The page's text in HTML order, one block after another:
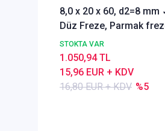
8,0 x 20 x 60, d2=8 mm
Düz Freze, Parmak
Z=4,TiSiN Kaplamalı
STOKTA VAR
16,80 EUR + KDV %5
15,96 EUR + KDV
1.050,94 TL